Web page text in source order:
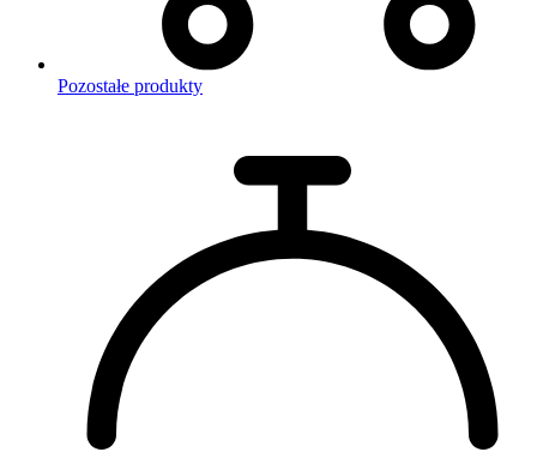
Pozostałe produkty